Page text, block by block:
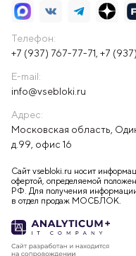
Телефон:
+7 (937) 767-77-71 +7
E-mail:
info@vsebloki.ru
Адрес:
Московская область,
д.99, офис 16
Сайт vsebloki.ru носит
офертой, определяемой
РФ. Для получения
в отдел продаж МОСБЛОК.